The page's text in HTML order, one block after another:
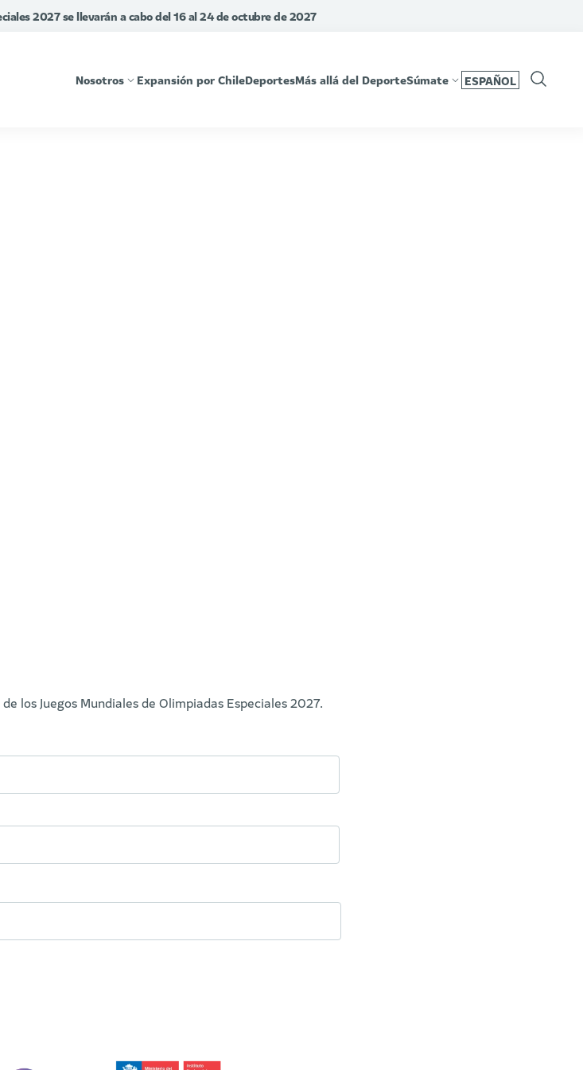
2027 se llevarán a cabo del 16 al 24 de octubre de 2027
Nosotros Expansión por ChileDeportesMás allá del DeporteSúmate ESPAÑOL
Show
los Juegos Mundiales de Olimpiadas Especiales 2027.